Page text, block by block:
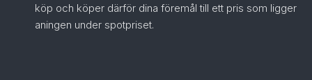
köp och köper därför dina föremål till ett pris som ligger
aningen under spotpriset.